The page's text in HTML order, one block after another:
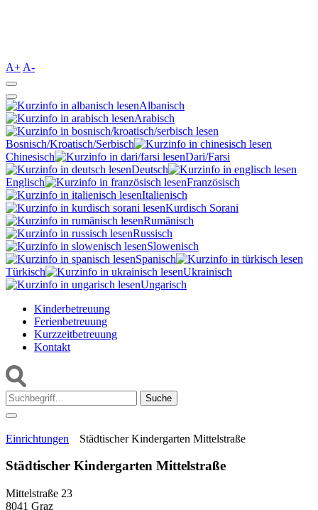
A+ A-
Albanisch
Arabisch
Bosnisch/Kroatisch/Serbisch
Chinesisch
Dari/Farsi
Deutsch
Englisch
Französisch
Italienisch
Kurdisch Sorani‎
Rumänisch
Russisch
Slowenisch
Spanisch
Türkisch
Ukrainisch
Ungarisch
Kinderbetreuung
Ferienbetreuung
Kurzzeitbetreuung
Kontakt
Suche:
Einrichtungen Städtischer Kindergarten Mittelstraße
Städtischer Kindergarten Mittelstraße
Mittelstraße 23
8041 Graz